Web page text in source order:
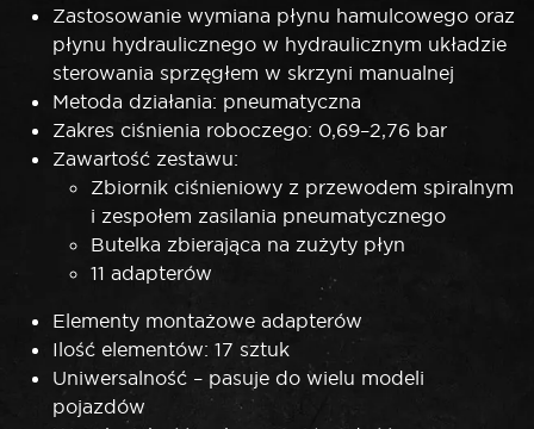
Zastosowanie wymiana płynu hamulcowego oraz
płynu hydraulicznego w hydraulicznym układzie
sterowania sprzęgłem w skrzyni manualnej
Metoda działania: pneumatyczna
Zakres ciśnienia roboczego: 0,69–2,76 bar
Zawartość zestawu:
Zbiornik ciśnieniowy z przewodem spiralnym
i zespołem zasilania pneumatycznego
Butelka zbierająca na zużyty płyn
11 adapterów
Elementy montażowe adapterów
Ilość elementów: 17 sztuk
Uniwersalność – pasuje do wielu modeli
pojazdów